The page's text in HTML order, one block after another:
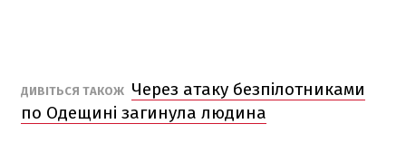
ДИВІТЬСЯ ТАКОЖ Через атаку безпілотниками
по Одещині загинула людина